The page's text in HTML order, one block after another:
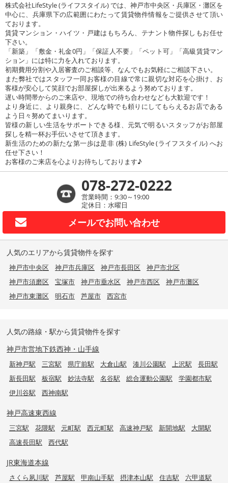
株式会社LifeStyle (ライフスタイル) では、神戸市中央区・兵庫区・灘区を
中心に、兵庫県下の広範囲にわたって賃貸物件情報をご提供させて頂い
ております。
賃貸マンション・ハイツ・戸建はもちろん、テナント物件探しもお任せ
下さい。
「新築」「敷金・礼金0円」「保証人不要」「ペット可」「高級賃貸マン
ション」には特に力を入れております。
初期費用分割や入居審査のご相談等、なんでもお気軽にご相談下さい。
また弊社ではスタッフ一同お客様の目線で常に親切な対応を心掛け、お
客様が安心して笑顔でお部屋探しが出来るよう努めております。
遅い時間帯からのご来店や、現地での待ち合わせなども大歓迎です！
より身近に、より親身に、どんな時でも頼りにしてもらえるお店である
よう日々努めてまいります。
皆様の新しい生活をサポートできる様、元気で明るいスタッフがお部屋
探しを精一杯お手伝いさせて頂きます。
新生活のための新たな第一歩は是非 (株) LifeStyle (ライフスタイル) へお
任せ下さい！
お客様のご来店を心よりお待ちしております♪
078-272-0222
営業時間：9:30～19:00
定休日：水曜日
メールでお問い合わせ
人気のエリアから賃貸物件を探す
神戸市中央区 神戸市兵庫区 神戸市長田区
神戸市北区
神戸市須磨区
宝塚市 神戸市垂水区 神戸市西区
神戸市灘区
神戸市東灘区
明石市 芦屋市 西宮市
人気の路線・駅から賃貸物件を探す
神戸市営地下鉄西神・山手線
新神戸駅 三宮駅 県庁前駅 大倉山駅 湊川公園駅 上沢駅
長田駅
新長田駅
板宿駅 妙法寺駅 名谷駅 総合運動公園駅
学園都市駅
伊川谷駅
西神南駅
神戸高速東西線
三宮駅 花隈駅 元町駅 西元町駅 高速神戸駅 新開地駅
大開駅
高速長田駅
西代駅
JR東海道本線
さくら夙川駅 芦屋駅 甲南山手駅 摂津本山駅 住吉駅
六甲道駅